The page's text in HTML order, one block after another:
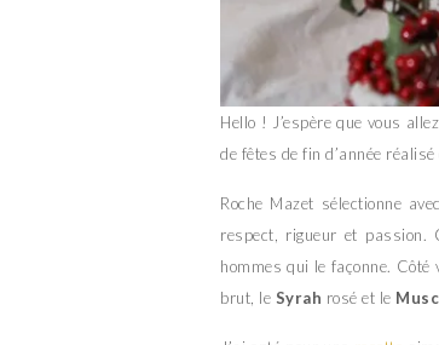
Hello ! J’espère que vous
de fêtes de fin d’année
Roche Mazet sélectionne
respect, rigueur et passion.
hommes qui le façonne. Côté
brut, le Syrah rosé et le